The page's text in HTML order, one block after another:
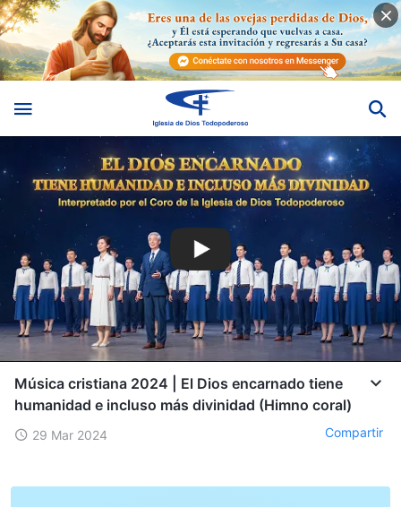
Música cristiana 2024 | El Dios encarnado tiene
humanidad e incluso más divinidad (Himno coral)
29 Mar 2024 Compartir